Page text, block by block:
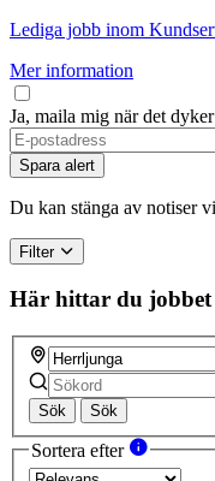
Lediga jobb inom
Mer information
Ja, maila mig när det
If
you
are
a
ignore
this
field
Spara alert
Du kan stänga av notiser
Filter
Här hittar du jobbet
Sök Sök
Sortera efter